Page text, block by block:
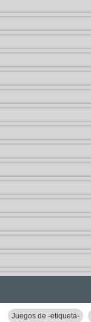
Juegos de -etiqueta-